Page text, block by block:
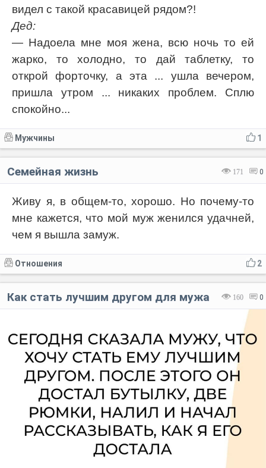
видел с такой красавицей рядом?!
Дед:
— Надоела мне моя жена, всю ночь то ей
жарко, то холодно, то дай таблетку, то
открой форточку, а эта ... ушла вечером,
пришла утром ... никаких проблем. Сплю
спокойно...
1
Мужчины
171 0
Семейная жизнь
Живу я, в общем-то, хорошо. Но почему-то
мне кажется, что мой муж женился удачней,
чем я вышла замуж.
2
Отношения
160 0
Как стать лучшим другом для мужа